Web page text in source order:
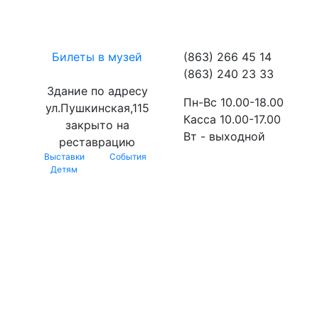
Билеты в музей
Здание по адресу
ул.Пушкинская,115
закрыто на
реставрацию
Выставки
События
Детям
(863) 266 45 14
(863) 240 23 33
Пн-Вс 10.00-18.00
Касса 10.00-17.00
Вт - выходной